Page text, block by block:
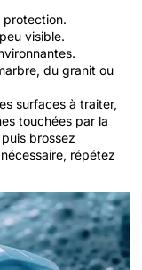
protection.
visible.
du granit ou
surfaces à traiter,
touchées par la
brossez
répétez